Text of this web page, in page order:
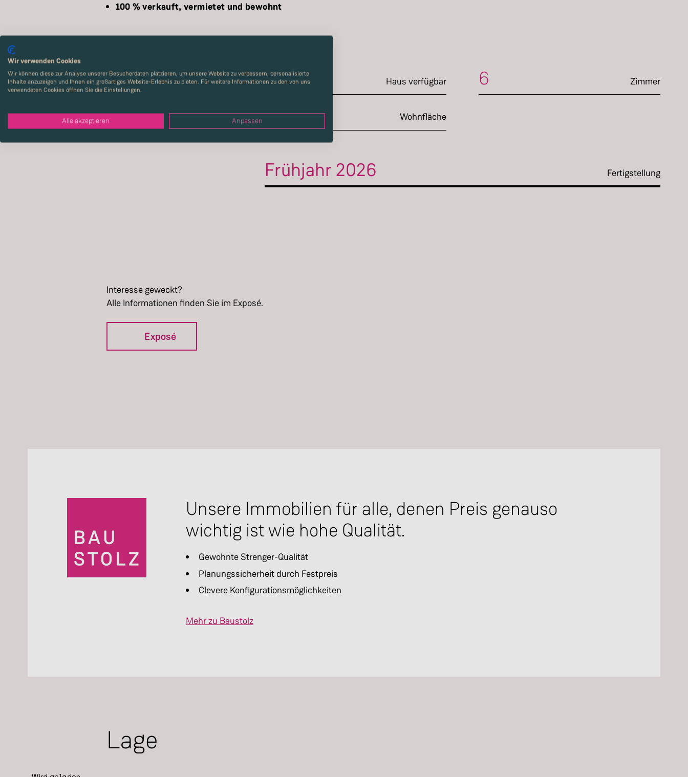
100 % verkauft, vermietet und bewohnt
Haus verfügbar
1 Zimmer
6
Wohnfläche
143 m²
Fertigstellung
Frühjahr 2026
Interesse geweckt?
Alle Informationen finden Sie im Exposé.
Exposé
Unsere Immobilien für alle, denen Preis genauso
wichtig ist wie hohe Qualität.
Gewohnte Strenger-Qualität
Planungssicherheit durch Festpreis
Clevere Konfigurationsmöglichkeiten
Mehr zu Baustolz
Lage
Wir verwenden Cookies
Wir können diese zur Analyse unserer Besucherdaten platzieren, um unsere Website zu verbessern, personalisierte
Inhalte anzuzeigen und Ihnen ein großartiges Website-Erlebnis zu bieten. Für weitere Informationen zu den von uns
verwendeten Cookies öffnen Sie die Einstellungen.
Alle akzeptieren Anpassen